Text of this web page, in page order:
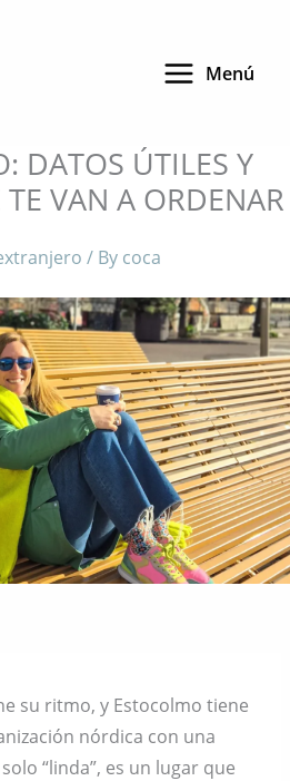
Menú
DATOS ÚTILES Y
VAN A ORDENAR
/ By coca
su ritmo, y Estocolmo tiene
nórdica con una
“linda”, es un lugar que